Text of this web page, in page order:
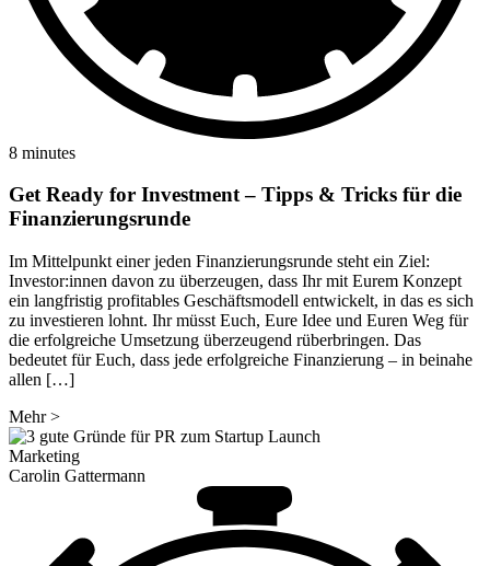
8 minutes
Get Ready for Investment – Tipps & Tricks für die
Finanzierungsrunde
Im Mittelpunkt einer jeden Finanzierungsrunde steht ein Ziel:
Investor:innen davon zu überzeugen, dass Ihr mit Eurem Konzept
ein langfristig profitables Geschäftsmodell entwickelt, in das es sich
zu investieren lohnt. Ihr müsst Euch, Eure Idee und Euren Weg für
die erfolgreiche Umsetzung überzeugend rüberbringen. Das
bedeutet für Euch, dass jede erfolgreiche Finanzierung – in beinahe
allen […]
Mehr>
Marketing
Carolin Gattermann